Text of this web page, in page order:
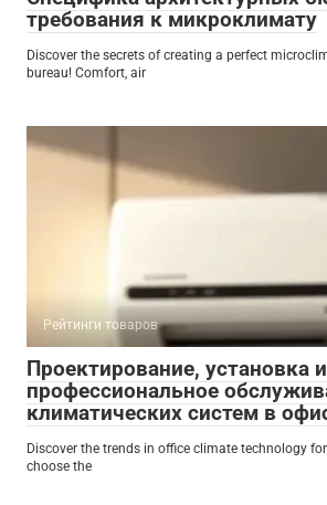
требования к микроклимату
Discover the secrets of creating a perfect
bureau! Comfort, air
Рейтинги товаров
Проектирование, установка и
профессиональное
климатических систем в
Discover the trends in office climate technology
choose the